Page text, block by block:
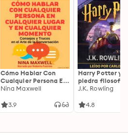
Cómo Hablar Con
Cualquier Persona En
Cualquier Lugar Y En
Nina Maxwell
3.9
Harry Potter y
piedra filosofal
J.K. Rowling
4.8